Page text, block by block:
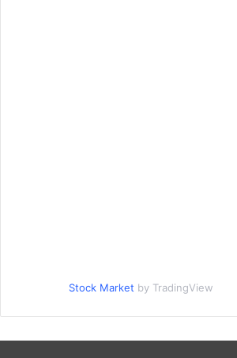
Stock Market by TradingView